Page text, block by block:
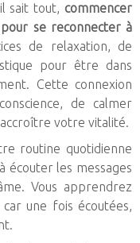
sait tout, commencer
se reconnecter à
de relaxation, de
pour être dans
Cette connexion
de calmer
votre vitalité.
routine quotidienne
écouter les messages
Vous apprendrez
une fois écoutées,